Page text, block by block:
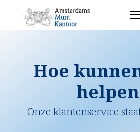
Hoe
Onze klantenservice